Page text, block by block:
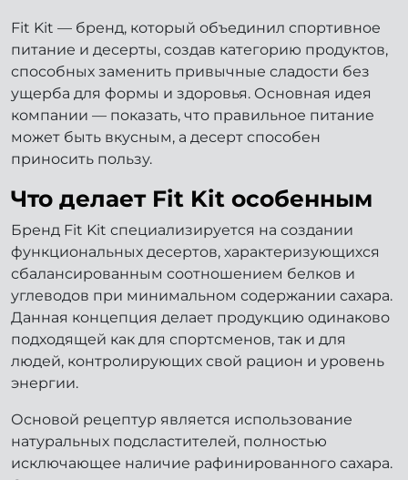
Fit Kit — бренд, который объединил спортивное
питание и десерты, создав категорию продуктов,
способных заменить привычные сладости без
ущерба для формы и здоровья. Основная идея
компании — показать, что правильное питание
может быть вкусным, а десерт способен
приносить пользу.
Что делает Fit Kit особенным
Бренд Fit Kit специализируется на создании
функциональных десертов, характеризующихся
сбалансированным соотношением белков и
углеводов при минимальном содержании сахара.
Данная концепция делает продукцию одинаково
подходящей как для спортсменов, так и для
людей, контролирующих свой рацион и уровень
энергии.
Основой рецептур является использование
натуральных подсластителей, полностью
исключающее наличие рафинированного сахара.